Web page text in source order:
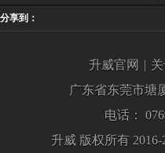
分享到：
升威官网 |
广东省东莞市塘
电话：
升威 版权所有 2016-